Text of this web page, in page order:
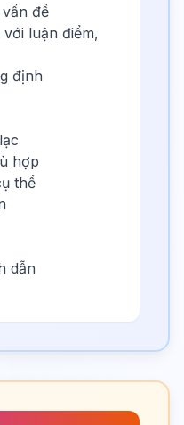
đề
luận điểm,
định
hợp
thể
dẫn